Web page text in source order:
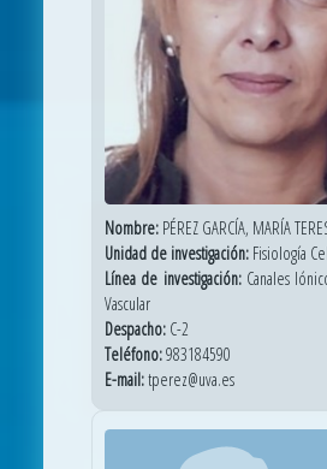
Nombre: PÉREZ GARCÍA, MARÍA
Unidad de investigación: Fisiología
Línea de investigación:Canales
Vascular
Despacho: C-2
Teléfono:983184590
E-mail:tperez@uva.es